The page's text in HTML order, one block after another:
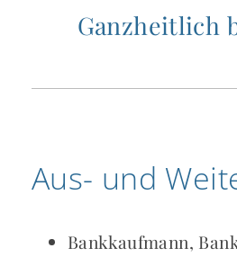
Ganzheitlich
Aus- und
Bankkaufmann,